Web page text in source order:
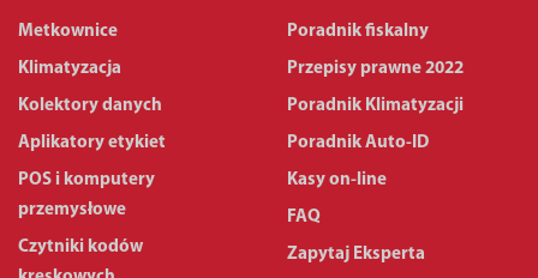
Metkownice
Klimatyzacja
Kolektory danych
Aplikatory etykiet
POS i komputery
przemysłowe
Czytniki kodów
Poradnik fiskalny
Przepisy prawne 2022
Poradnik Klimatyzacji
Poradnik Auto-ID
Kasy on-line
FAQ
Zapytaj Eksperta